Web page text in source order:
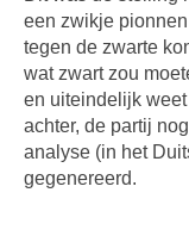
een zwikje
tegen de zwarte
wat zwart zou
en uiteindelijk
achter, de partij
analyse (in het
gegenereerd.